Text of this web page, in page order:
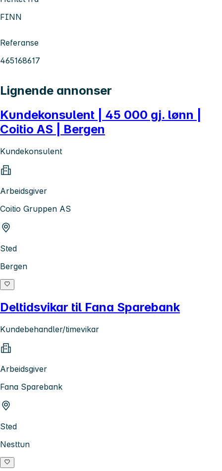
FINN
Referanse
465168617
Lignende annonser
Kundekonsulent | 45 000 gj. lønn |
Coitio AS | Bergen
Kundekonsulent
Arbeidsgiver
Coitio Gruppen AS
Sted
Bergen
Deltidsvikar til Fana Sparebank
Kundebehandler/timevikar
Arbeidsgiver
Fana Sparebank
Sted
Nesttun